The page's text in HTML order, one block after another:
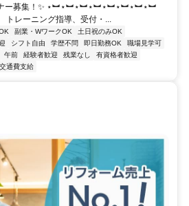
ー募集！✨ ⋆︼⋆︼⋆︼⋆︼⋆︼⋆︼⋆︼⋆︼
レーニング指導、受付・...
副業・WワークOK
土日祝のみOK
シフト自由 学歴不問 即日勤務OK
職場見学可
午前 経験者歓迎 残業なし
有資格者歓迎
交通費支給